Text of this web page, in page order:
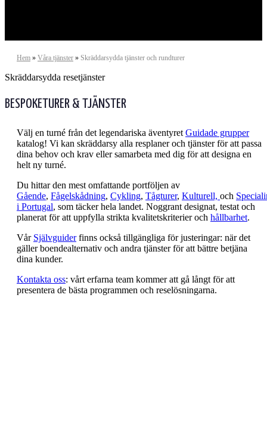
Skräddarsydda resetjänster
Hem » Våra tjänster » Skräddarsydda tjänster och rundturer
BESPOKETURER & TJÄNSTER
Välj en turné från det legendariska äventyret Guidade grupper
katalog! Vi kan skräddarsy alla resplaner och tjänster för att passa
dina behov och krav eller samarbeta med dig för att designa en
helt ny turné.
Du hittar den mest omfattande portföljen av
Gående, Fågelskådning, Cykling, Tågturer, Kulturell, och
i Portugal, som täcker hela landet. Noggrant designat, testat och
planerat för att uppfylla strikta kvalitetskriterier och hållbarhet.
Vår Självguiderfinns också tillgängliga för justeringar: när det
gäller boendealternativ och andra tjänster för att bättre betjäna
dina kunder.
Kontakta oss: vårt erfarna team kommer att gå långt för att
presentera de bästa programmen och reselösningarna.